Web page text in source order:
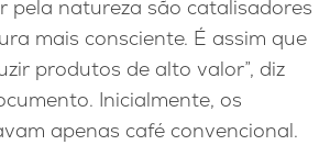
pela natureza são catalisadores
mais consciente. É assim que
produtos de alto valor”, diz
Inicialmente, os
apenas café convencional.